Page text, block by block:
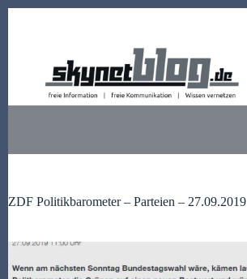
ZDF Politikbarometer – Parteien – 27.09.2019